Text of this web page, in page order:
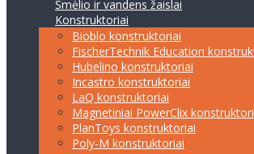
Smėlio ir vandens žaislai
Konstruktoriai
Bioblo konstruktoriai
FischerTechnik Education
Hubelino konstruktoriai
Incastro konstruktoriai
LaQ konstruktoriai
Magnetiniai PowerClix
PlanToys konstruktoriai
Poly-M konstruktoriai